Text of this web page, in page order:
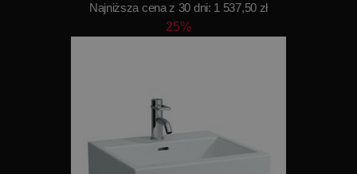
Najniższa cena z 30 dni: 1 537,50 zł
25%